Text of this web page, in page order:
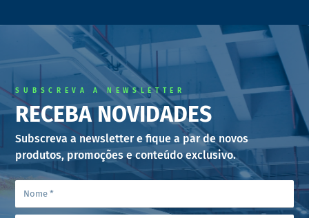
SUBSCREVA A NEWSLETTER
RECEBA NOVIDADES
Subscreva a newsletter e fique a par de novos
produtos, promoções e conteúdo exclusivo.